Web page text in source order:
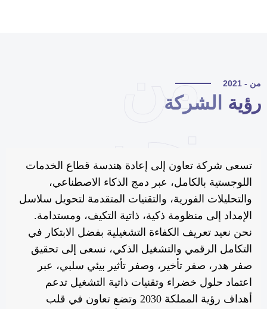
من
نحن
- 2021
الشركة
تسعى شركة تعاون إلى إعادة هندسة قطاع الخدمات
اللوجستية بالكامل، عبر دمج الذكاء الاصطناعي،
والتحليلات الفورية، والتقنيات المتقدمة لتحويل سلاسل
الإمداد إلى منظومة ذكية، ذاتية التكيف، ومستدامة.
نحن نعيد تعريف الكفاءة التشغيلية بفضل الابتكار في
التكامل الرقمي والتشغيل الذكي، نسعى إلى تحقيق
صفر هدر، صفر تأخير، وصفر تأثير بيئي سلبي، عبر
اعتماد حلول خضراء وتقنيات ذاتية التشغيل تدعم
أهداف رؤية المملكة 2030 وتضع تعاون في قلب